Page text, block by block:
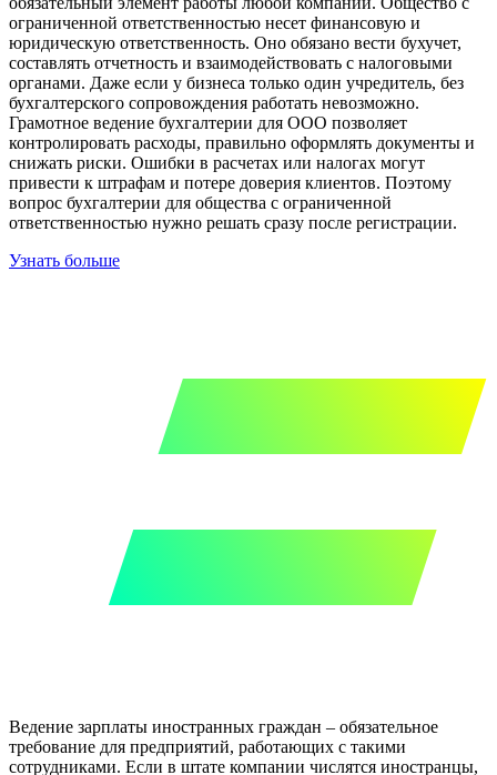
ограниченной ответственностью несет финансовую и
юридическую ответственность. Оно обязано вести бухучет,
составлять отчетность и взаимодействовать с налоговыми
органами. Даже если у бизнеса только один учредитель, без
бухгалтерского сопровождения работать невозможно.
Грамотное ведение бухгалтерии для ООО позволяет
контролировать расходы, правильно оформлять документы и
снижать риски. Ошибки в расчетах или налогах могут
привести к штрафам и потере доверия клиентов. Поэтому
вопрос бухгалтерии для общества с ограниченной
ответственностью нужно решать сразу после регистрации.
Узнать больше
Ведение зарплаты иностранных граждан – обязательное
требование для предприятий, работающих с такими
сотрудниками. Если в штате компании числятся иностранцы,